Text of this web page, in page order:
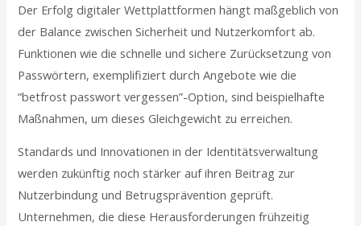
Der Erfolg digitaler Wettplattformen hängt maßgeblich von
der Balance zwischen Sicherheit und Nutzerkomfort ab.
Funktionen wie die schnelle und sichere Zurücksetzung von
Passwörtern, exemplifiziert durch Angebote wie die
“betfrost passwort vergessen”-Option, sind beispielhafte
Maßnahmen, um dieses Gleichgewicht zu erreichen.
Standards und Innovationen in der Identitätsverwaltung
werden zukünftig noch stärker auf ihren Beitrag zur
Nutzerbindung und Betrugsprävention geprüft.
Unternehmen, die diese Herausforderungen frühzeitig